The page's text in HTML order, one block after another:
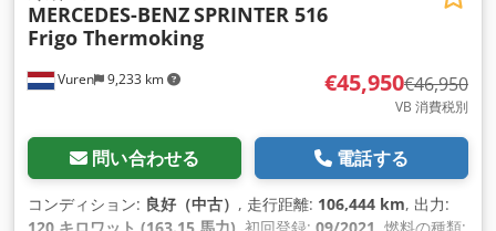
Vuren 9,233 km
MERCEDES-BENZSPRINTER 516
Frigo Thermoking
€45,950€46,950
VB 消費税別
問い合わせる 電話する
コンディション: 良好（中古） , 走行距離: 106,444 km, 出力: